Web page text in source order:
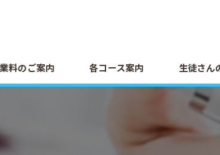
料のご案内 各コース案内 生徒さん